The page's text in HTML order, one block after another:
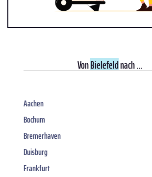
VonBielefeldnach ...
Aachen
Bochum
Bremerhaven
Duisburg
Frankfurt